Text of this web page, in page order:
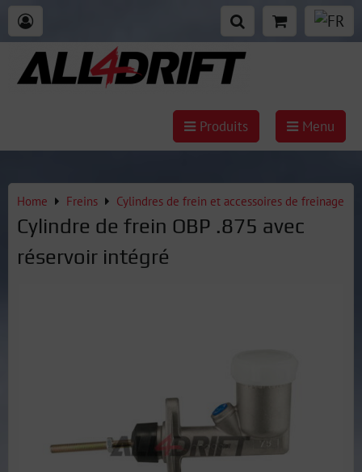
Produits Menu
Home Freins Cylindres de frein et accessoires de freinage
Cylindre de frein OBP .875 avec
réservoir intégré